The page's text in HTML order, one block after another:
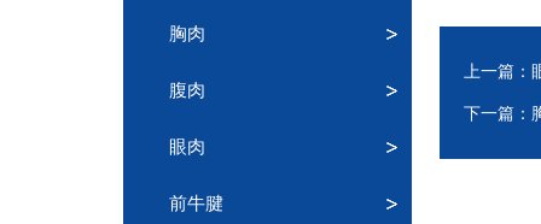
胸肉
腹肉
眼肉
前牛腱
上一篇：
下一篇：